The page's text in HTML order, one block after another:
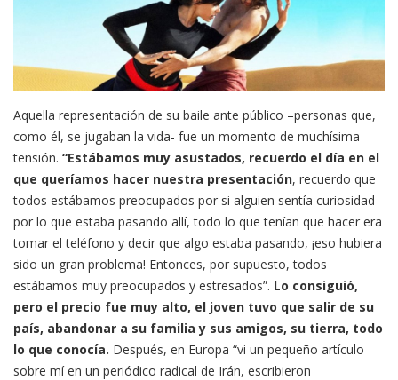
Aquella representación de su baile ante público –personas que,
como él, se jugaban la vida- fue un momento de muchísima
tensión. “Estábamos muy asustados, recuerdo el día en el
que queríamos hacer nuestra presentación, recuerdo que
todos estábamos preocupados por si alguien sentía curiosidad
por lo que estaba pasando allí, todo lo que tenían que hacer era
tomar el teléfono y decir que algo estaba pasando, ¡eso hubiera
sido un gran problema! Entonces, por supuesto, todos
estábamos muy preocupados y estresados”. Lo consiguió,
pero el precio fue muy alto, el joven tuvo que salir de su
país, abandonar a su familia y sus amigos, su tierra, todo
lo que conocía. Después, en Europa “vi un pequeño artículo
sobre mí en un periódico radical de Irán, escribieron